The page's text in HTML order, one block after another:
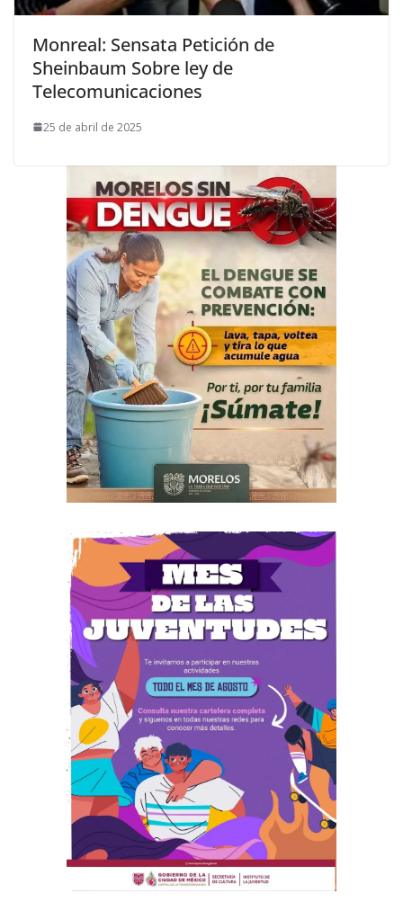
Monreal: Sensata Petición de
Sheinbaum Sobre ley de
Telecomunicaciones
25 de abril de 2025